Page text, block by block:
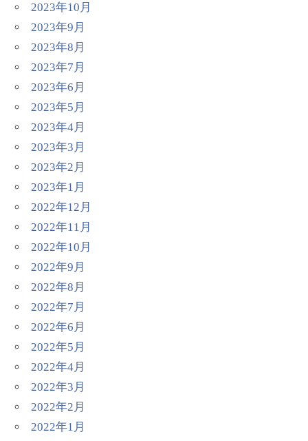
2023年10月
2023年9月
2023年8月
2023年7月
2023年6月
2023年5月
2023年4月
2023年3月
2023年2月
2023年1月
2022年12月
2022年11月
2022年10月
2022年9月
2022年8月
2022年7月
2022年6月
2022年5月
2022年4月
2022年3月
2022年2月
2022年1月